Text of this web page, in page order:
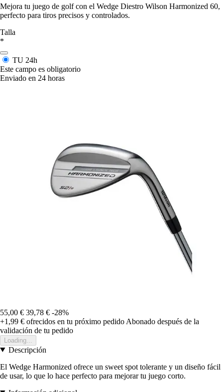
Mejora tu juego de golf con el Wedge Diestro Wilson Harmonized 60,
perfecto para tiros precisos y controlados.
Talla
*
TU 24h
Este campo es obligatorio
Enviado en 24 horas
55,00 € 39,78 € -28%
+1,99 € ofrecidos en tu próximo pedido Abonado después de la
validación de tu pedido
Loading...
Descripción
El Wedge Harmonized ofrece un sweet spot tolerante y un diseño fácil
de usar, lo que lo hace perfecto para mejorar tu juego corto.